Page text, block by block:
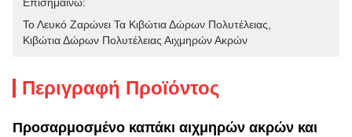
Το Λευκό Ζαρώνει Τα Κιβώτια Δώρων Πολυτέλειας
Κιβώτια Δώρων Πολυτέλειας Αιχμηρών Ακρών
Περιγραφή Προϊόντος
Προσαρμοσμένο καπάκι αιχμηρών ακρών και